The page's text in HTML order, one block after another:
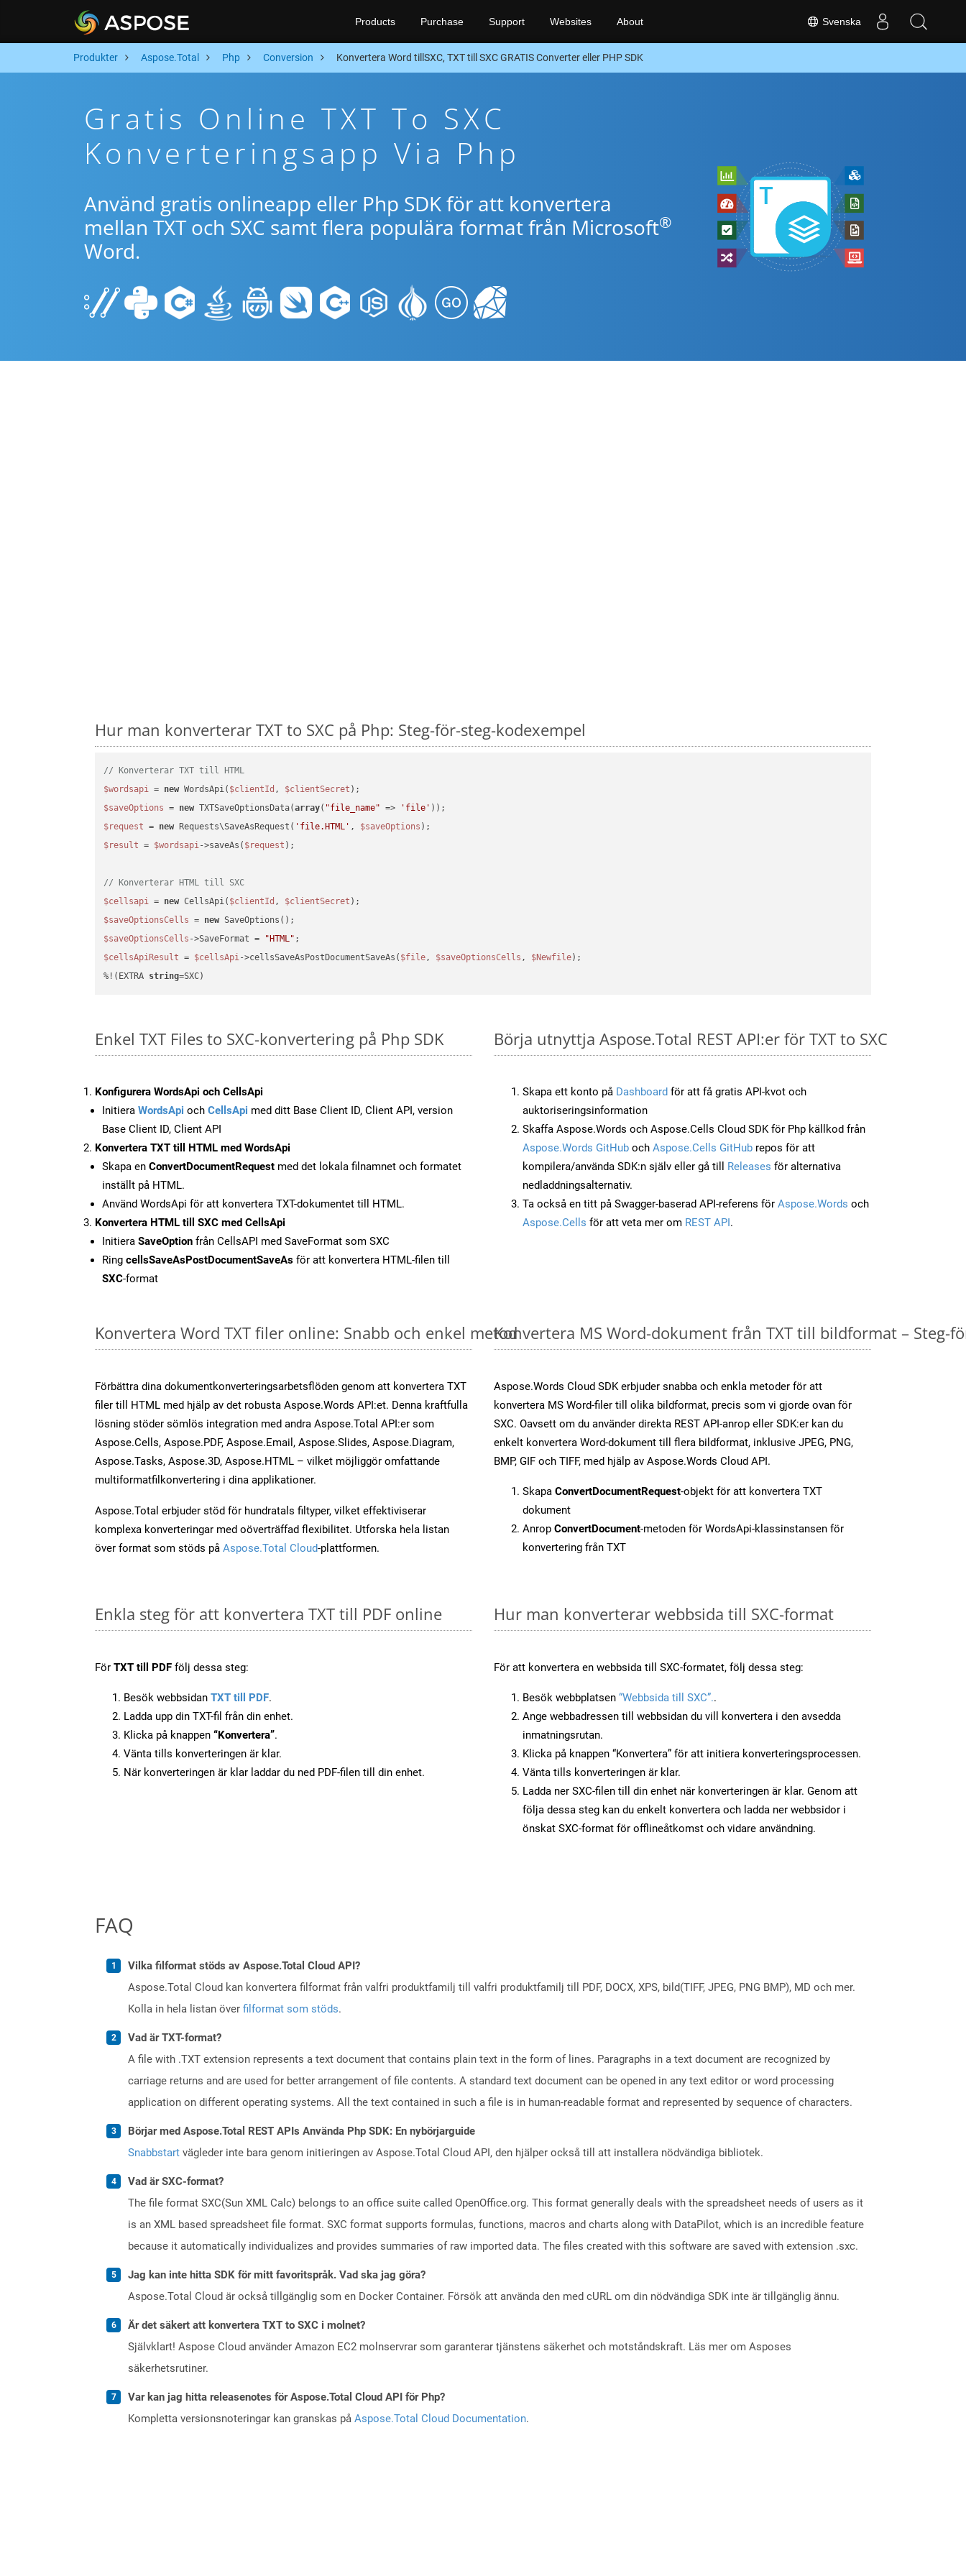
Svenska
Products Purchase Support Websites About
Produkter Aspose.Total Php Conversion Konvertera Word tillSXC, TXT till SXC GRATIS Converter eller PHP SDK
Gratis Online TXT To SXC
Konverteringsapp Via Php
Använd gratis onlineapp eller Php SDK för att konvertera
mellan TXT och SXC samt flera populära format från Microsoft®
Word.
Hur man konverterar TXT to SXC på Php: Steg-för-steg-kodexempel
// Konverterar TXT till HTML
$wordsapi = new WordsApi( $clientId , $clientSecret
$saveOptions = new TXTSaveOptionsData(array( "file_name" => 'file'
$request = new Requests\SaveAsRequest( 'file.HTML' , $saveOptions
$result = $wordsapi->saveAs( $request );
// Konverterar HTML till SXC
$cellsapi = new CellsApi( $clientId , $clientSecret
$saveOptionsCells = new
$saveOptionsCells ->SaveFormat = "HTML"
$cellsApiResult = $cellsApi->cellsSaveAsPostDocumentSaveAs( $file, $saveOptionsCells , $Newfile);
%!(EXTRA string=SXC)
Enkel TXT Files to SXC-konvertering på Php SDK
Konfigurera WordsApi och CellsApi
Initiera WordsApi och CellsApi med ditt Base Client ID, Client API, version
Base Client ID, Client API
Konvertera TXT till HTML med WordsApi
Skapa en ConvertDocumentRequest med det lokala filnamnet och formatet
inställt på HTML.
Använd WordsApi för att konvertera TXT-dokumentet till HTML.
Konvertera HTML till SXC med CellsApi
Initiera SaveOption från CellsAPI med SaveFormat som SXC
Ring cellsSaveAsPostDocumentSaveAs för att konvertera HTML-filen till
SXC-format
Börja utnyttja Aspose.Total REST API:er för TXT to SXC
Skapa ett konto på Dashboard för att få gratis API-kvot och
auktoriseringsinformation
Skaffa Aspose.Words och Aspose.Cells Cloud SDK för Php källkod från
Aspose.Words GitHub och Aspose.Cells GitHub repos för att
kompilera/använda SDK:n själv eller gå till Releases för alternativa
nedladdningsalternativ.
Ta också en titt på Swagger-baserad API-referens för Aspose.Words och
Aspose.Cells för att veta mer om REST API.
Konvertera Word TXT filer online: Snabb och enkel metod
Förbättra dina dokumentkonverteringsarbetsflöden genom att konvertera TXT
filer till HTML med hjälp av det robusta Aspose.Words API:et. Denna kraftfulla
lösning stöder sömlös integration med andra Aspose.Total API:er som
Aspose.Cells, Aspose.PDF, Aspose.Email, Aspose.Slides, Aspose.Diagram,
Aspose.Tasks, Aspose.3D, Aspose.HTML – vilket möjliggör omfattande
multiformatfilkonvertering i dina applikationer.
Aspose.Total erbjuder stöd för hundratals filtyper, vilket effektiviserar
komplexa konverteringar med oöverträffad flexibilitet. Utforska hela listan
över format som stöds på Aspose.Total Cloud-plattformen.
Konvertera MS Word-dokument från TXT till bildformat – Steg-
Aspose.Words Cloud SDK erbjuder snabba och enkla metoder för att
konvertera MS Word-filer till olika bildformat, precis som vi gjorde ovan för
SXC. Oavsett om du använder direkta REST API-anrop eller SDK:er kan du
enkelt konvertera Word-dokument till flera bildformat, inklusive JPEG, PNG,
BMP, GIF och TIFF, med hjälp av Aspose.Words Cloud API.
Skapa ConvertDocumentRequest-objekt för att konvertera TXT
dokument
Anrop ConvertDocument-metoden för WordsApi-klassinstansen för
konvertering från TXT
Enkla steg för att konvertera TXT till PDF online
För TXT till PDF följ dessa steg:
Besök webbsidan TXT till PDF.
Ladda upp din TXT-fil från din enhet.
Klicka på knappen “Konvertera”.
Vänta tills konverteringen är klar.
När konverteringen är klar laddar du ned PDF-filen till din enhet.
Hur man konverterar webbsida till SXC-format
För att konvertera en webbsida till SXC-formatet, följ dessa steg:
Besök webbplatsen “Webbsida till SXC”..
Ange webbadressen till webbsidan du vill konvertera i den avsedda
inmatningsrutan.
Klicka på knappen “Konvertera” för att initiera konverteringsprocessen.
Vänta tills konverteringen är klar.
Ladda ner SXC-filen till din enhet när konverteringen är klar. Genom att
följa dessa steg kan du enkelt konvertera och ladda ner webbsidor i
önskat SXC-format för offlineåtkomst och vidare användning.
FAQ
Vilka filformat stöds av Aspose.Total Cloud API?
Aspose.Total Cloud kan konvertera filformat från valfri produktfamilj till valfri produktfamilj till PDF, DOCX, XPS, bild(TIFF, JPEG, PNG BMP), MD och mer.
Kolla in hela listan över filformat som stöds.
Vad är TXT-format?
A file with .TXT extension represents a text document that contains plain text in the form of lines. Paragraphs in a text document are recognized by
carriage returns and are used for better arrangement of file contents. A standard text document can be opened in any text editor or word processing
application on different operating systems. All the text contained in such a file is in human-readable format and represented by sequence of characters.
Börjar med Aspose.Total REST APIs Använda Php SDK: En nybörjarguide
Snabbstart vägleder inte bara genom initieringen av Aspose.Total Cloud API, den hjälper också till att installera nödvändiga bibliotek.
Vad är SXC-format?
The file format SXC(Sun XML Calc) belongs to an office suite called OpenOffice.org. This format generally deals with the spreadsheet needs of users as it
is an XML based spreadsheet file format. SXC format supports formulas, functions, macros and charts along with DataPilot, which is an incredible feature
because it automatically individualizes and provides summaries of raw imported data. The files created with this software are saved with extension .sxc.
Jag kan inte hitta SDK för mitt favoritspråk. Vad ska jag göra?
Aspose.Total Cloud är också tillgänglig som en Docker Container. Försök att använda den med cURL om din nödvändiga SDK inte är tillgänglig ännu.
Är det säkert att konvertera TXT to SXC i molnet?
Självklart! Aspose Cloud använder Amazon EC2 molnservrar som garanterar tjänstens säkerhet och motståndskraft. Läs mer om Asposes
säkerhetsrutiner.
Var kan jag hitta releasenotes för Aspose.Total Cloud API för Php?
Kompletta versionsnoteringar kan granskas på Aspose.Total Cloud Documentation.